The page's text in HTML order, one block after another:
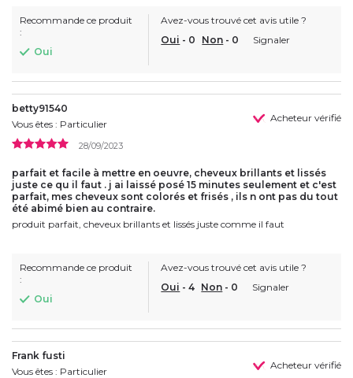
Recommande ce produit
:
Oui
Avez-vous trouvé cet avis utile ?
Oui - 0 Non - 0 Signaler
betty91540
Vous êtes : Particulier
Acheteur vérifié
28/09/2023
parfait et facile à mettre en oeuvre, cheveux brillants et lissés
juste ce qu il faut . j ai laissé posé 15 minutes seulement et c'est
parfait, mes cheveux sont colorés et frisés , ils n ont pas du tout
été abimé bien au contraire.
produit parfait, cheveux brillants et lissés juste comme il faut
Recommande ce produit
:
Oui
Avez-vous trouvé cet avis utile ?
Oui -4 Non - 0 Signaler
Frank fusti
Vous êtes : Particulier
Acheteur vérifié